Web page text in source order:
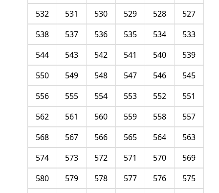
527
528
529
530
531
532
533
534
535
536
537
538
539
540
541
542
543
544
545
546
547
548
549
550
551
552
553
554
555
556
557
558
559
560
561
562
563
564
565
566
567
568
569
570
571
572
573
574
575
576
577
578
579
580